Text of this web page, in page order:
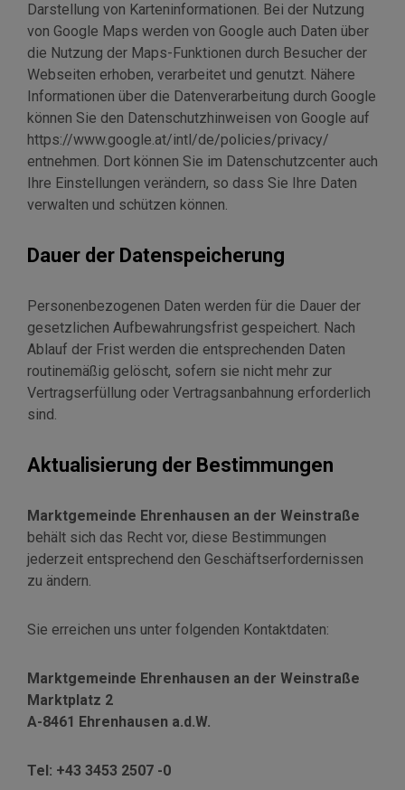
Darstellung von Karteninformationen. Bei der Nutzung
von Google Maps werden von Google auch Daten über
die Nutzung der Maps-Funktionen durch Besucher der
Webseiten erhoben, verarbeitet und genutzt. Nähere
Informationen über die Datenverarbeitung durch Google
können Sie den Datenschutzhinweisen von Google auf
https://www.google.at/intl/de/policies/privacy/
entnehmen. Dort können Sie im Datenschutzcenter auch
Ihre Einstellungen verändern, so dass Sie Ihre Daten
verwalten und schützen können.
Dauer der Datenspeicherung
Personenbezogenen Daten werden für die Dauer der
gesetzlichen Aufbewahrungsfrist gespeichert. Nach
Ablauf der Frist werden die entsprechenden Daten
routinemäßig gelöscht, sofern sie nicht mehr zur
Vertragserfüllung oder Vertragsanbahnung erforderlich
sind.
Aktualisierung der Bestimmungen
Marktgemeinde Ehrenhausen an der Weinstraße
behält sich das Recht vor, diese Bestimmungen
jederzeit entsprechend den Geschäftserfordernissen
zu ändern.
Sie erreichen uns unter folgenden Kontaktdaten:
Marktgemeinde Ehrenhausen an der Weinstraße
Marktplatz 2
A-8461 Ehrenhausen a.d.W.
Tel: +43 3453 2507 -0